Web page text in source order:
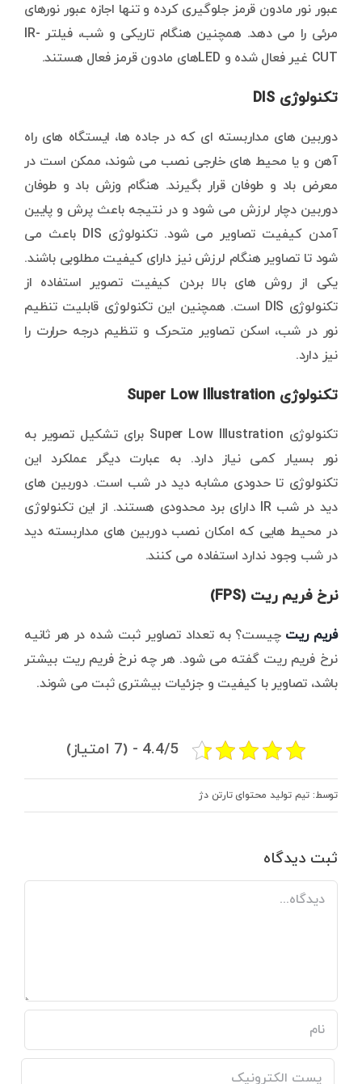
عبور نور مادون قرمز جلوگیری کرده و تنها اجازه عبور نورهای
مرئی را می دهد. همچنین هنگام تاریکی و شب، فیلتر IR-
CUT غیر فعال شده و LEDهای مادون قرمز فعال هستند.
تکنولوژی DIS
دوربین های مداربسته ای که در جاده ها، ایستگاه های راه
آهن و یا محیط های خارجی نصب می شوند، ممکن است در
معرض باد و طوفان قرار بگیرند. هنگام وزش باد و طوفان
دوربین دچار لرزش می شود و در نتیجه باعث پرش و پایین
آمدن کیفیت تصاویر می شود. تکنولوژی DIS باعث می
شود تا تصاویر هنگام لرزش نیز دارای کیفیت مطلوبی باشند.
یکی از روش های بالا بردن کیفیت تصویر استفاده از
تکنولوژی DIS است. همچنین این تکنولوژی قابلیت تنظیم
نور در شب، اسکن تصاویر متحرک و تنظیم درجه حرارت را
نیز دارد.
تکنولوژی Super Low Illustration
تکنولوژی Super Low Illustration برای تشکیل تصویر به
نور بسیار کمی نیاز دارد. به عبارت دیگر عملکرد این
تکنولوژی تا حدودی مشابه دید در شب است. دوربین های
دید در شب IR دارای برد محدودی هستند. از این تکنولوژی
در محیط هایی که امکان نصب دوربین های مداربسته دید
در شب وجود ندارد استفاده می کنند.
نرخ فریم ریت (FPS)
فریم ریت چیست؟ به تعداد تصاویر ثبت شده در هر ثانیه
نرخ فریم ریت گفته می شود. هر چه نرخ فریم ریت بیشتر
باشد، تصاویر با کیفیت و جزئیات بیشتری ثبت می شوند.
4.4/5 - (7 امتیاز)
توسط: تیم تولید محتوای تارتن دژ
ثبت ديدگاه
Comment